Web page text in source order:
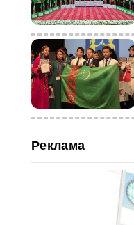
Реклама